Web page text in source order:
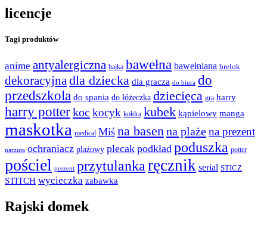
licencje
Tagi produktów
anime antyalergiczna bajka bawełna bawełniana brelok
dekoracyjna dla dziecka dla gracza do biura do
przedszkola do spania do łóżeczka dziecięca gra harry
harry potterkoc kocyk kołdra kubek kąpielowy manga
maskotka medical Miś na basenna plażena prezent
narzuta ochraniacz plażowy plecak podkład poduszka potter
pościel prezent przytulankaręcznik serial STICZ
STITCH wycieczka zabawka
Rajski domek